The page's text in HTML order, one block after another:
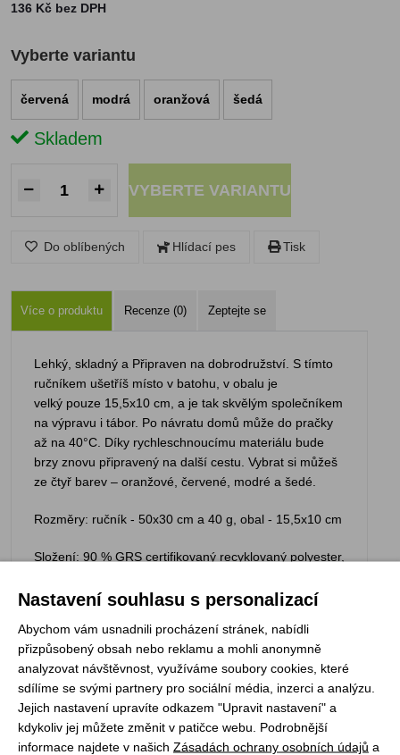
136 Kč bez DPH
Vyberte variantu
červená modrá oranžová šedá
Skladem
VYBERTE VARIANTU
Do oblíbených Hlídací pes Tisk
Více o produktu Recenze (0) Zeptejte se
Lehký, skladný a Připraven na dobrodružství. S tímto
ručníkem ušetříš místo v batohu, v obalu je
velký pouze 15,5x10 cm, a je tak skvělým společníkem
na výpravu i tábor. Po návratu domů může do pračky
až na 40°C. Díky rychleschnoucímu materiálu bude
brzy znovu připravený na další cestu. Vybrat si můžeš
ze čtyř barev – oranžové, červené, modré a šedé.
Rozměry: ručník - 50x30 cm a 40 g, obal - 15,5x10 cm
Složení: 90 % GRS certifikovaný recyklovaný polyester,
Registrujte se k odběru newsletteru a už Vám
nic neunikne
ODEBÍRAT
Nastavení souhlasu s personalizací
Abychom vám usnadnili procházení stránek, nabídli
přizpůsobený obsah nebo reklamu a mohli anonymně
analyzovat návštěvnost, využíváme soubory cookies, které
sdílíme se svými partnery pro sociální média, inzerci a analýzu.
Jejich nastavení upravíte odkazem "Upravit nastavení" a
kdykoliv jej můžete změnit v patičce webu. Podrobnější
informace najdete v našich Zásadách ochrany osobních údajů a